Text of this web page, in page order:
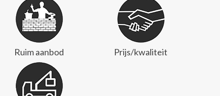
Ruim aanbod Prijs/kwaliteit